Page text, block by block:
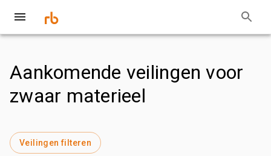
Aankomende veilingen voor
zwaar materieel
Veilingen filteren